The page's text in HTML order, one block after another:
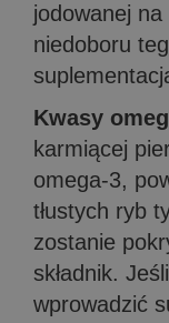
jodowanej
niedoboru
Kwasy
karmiącej
omega-3,
tłustych ryb
zostanie
składnik.
wprowadzić